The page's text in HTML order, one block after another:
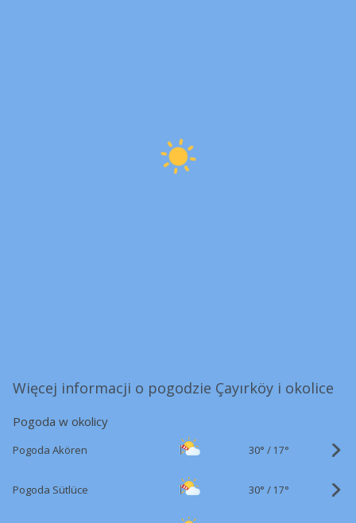
Więcej informacji o pogodzie Çayırköy i okolice
Pogoda w okolicy
Pogoda Akören 30° / 17°
Pogoda Sütlüce 30° / 17°